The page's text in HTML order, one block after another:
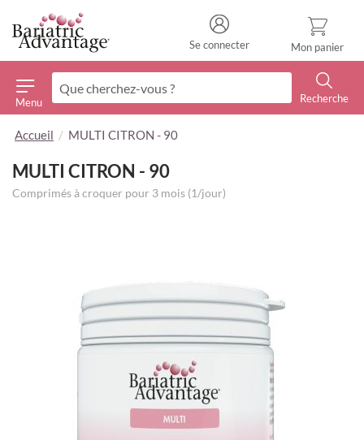
Menu
Recherche
Mon panier
Se connecter
Accueil MULTI CITRON - 90
MULTI CITRON - 90
Comprimés à croquer pour 3 mois (1/jour)